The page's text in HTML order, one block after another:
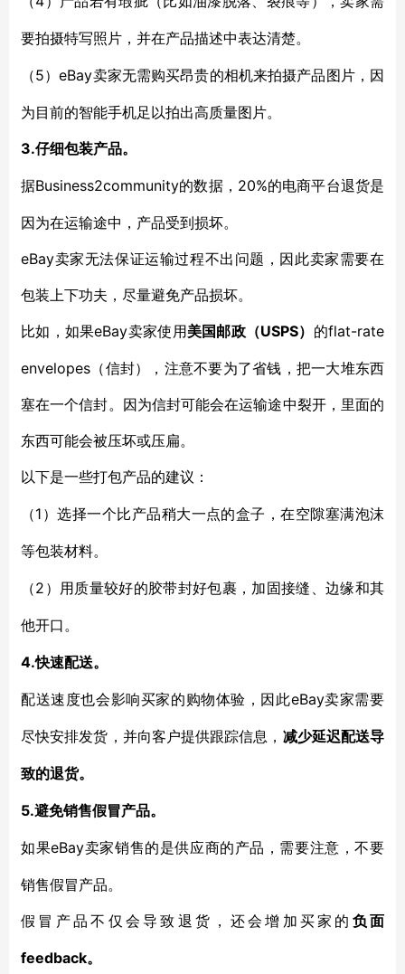
要拍摄特写照片，并在产品描述中表达清楚。
（5）eBay卖家无需购买昂贵的相机来拍摄产品图片，因
为目前的智能手机足以拍出高质量图片。
3.仔细包装产品。
据Business2community的数据，20%的电商平台退货是
因为在运输途中，产品受到损坏。
eBay卖家无法保证运输过程不出问题，因此卖家需要在
包装上下功夫，尽量避免产品损坏。
比如，如果eBay卖家使用美国邮政（USPS） 的flat-rate
envelopes（信封），注意不要为了省钱，把一大堆东西
塞在一个信封。因为信封可能会在运输途中裂开，里面的
东西可能会被压坏或压扁。
以下是一些打包产品的建议：
（1）选择一个比产品稍大一点的盒子，在空隙塞满泡沫
等包装材料。
（2） 用质量较好的胶带封好包裹，加固接缝、边缘和其
他开口 。
4.快速配送。
配送速度也会影响买家的购物体验，因此eBay卖家需要
尽快安排发货，并向客户提供跟踪信息， 减少延迟配送导
致的退货。
5.避免销售假冒产品。
如果eBay卖家销售的是供应商的产品，需要注意，不要
销售假冒产品。
假冒产品不仅会导致退货，还会增加买家的 负面
feedback。